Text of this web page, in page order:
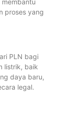
proses yang
PLN bagi
listrik, baik
daya baru,
legal.